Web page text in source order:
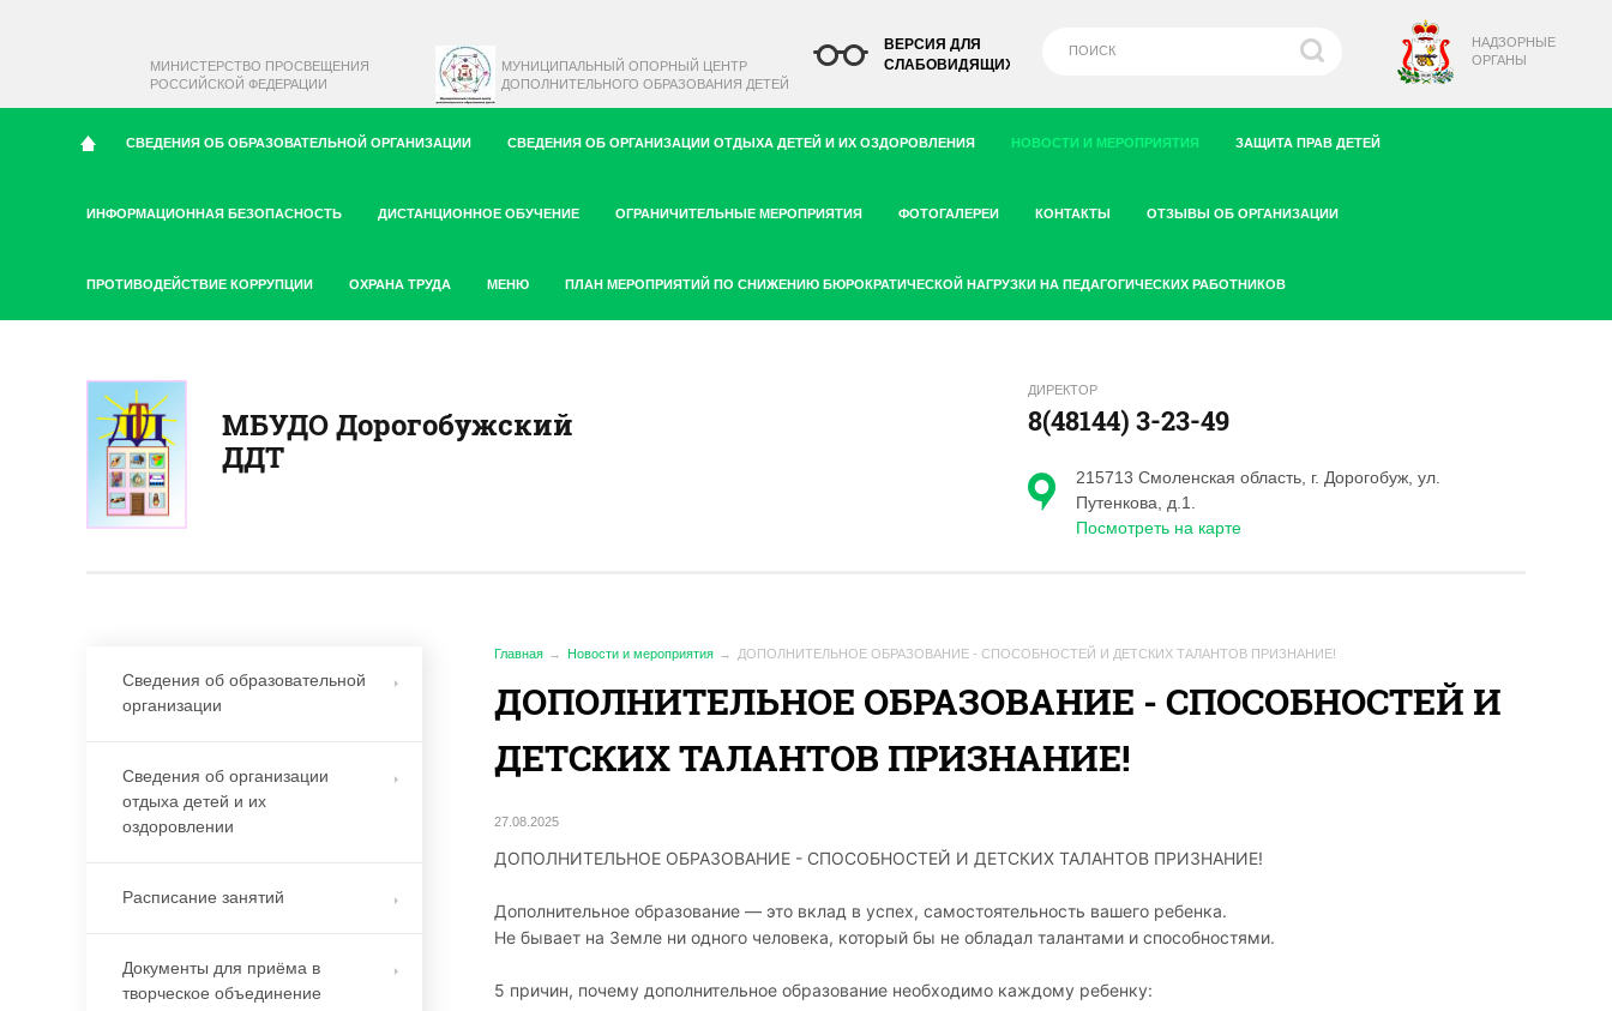
МИНИСТЕРСТВО ПРОСВЕЩЕНИЯ
РОССИЙСКОЙ ФЕДЕРАЦИИ
МУНИЦИПАЛЬНЫЙ ОПОРНЫЙ ЦЕНТР
ДОПОЛНИТЕЛЬНОГО ОБРАЗОВАНИЯ ДЕТЕЙ
НАДЗОРНЫЕ
ОРГАНЫ
ВЕРСИЯ ДЛЯ
СЛАБОВИДЯЩИХ
СВЕДЕНИЯ ОБ ОБРАЗОВАТЕЛЬНОЙ ОРГАНИЗАЦИИ СВЕДЕНИЯ ОБ ОРГАНИЗАЦИИ ОТДЫХА ДЕТЕЙ И ИХ ОЗДОРОВЛЕНИЯ НОВОСТИ И МЕРОПРИЯТИЯ ЗАЩИТА ПРАВ ДЕТЕЙ
ИНФОРМАЦИОННАЯ БЕЗОПАСНОСТЬ ДИСТАНЦИОННОЕ ОБУЧЕНИЕ ОГРАНИЧИТЕЛЬНЫЕ МЕРОПРИЯТИЯ ФОТОГАЛЕРЕИ КОНТАКТЫ ОТЗЫВЫ ОБ ОРГАНИЗАЦИИ
ПРОТИВОДЕЙСТВИЕ КОРРУПЦИИ ОХРАНА ТРУДА МЕНЮ ПЛАН МЕРОПРИЯТИЙ ПО СНИЖЕНИЮ БЮРОКРАТИЧЕСКОЙ НАГРУЗКИ НА ПЕДАГОГИЧЕСКИХ РАБОТНИКОВ
МБУДО Дорогобужский
ДДТ
ДИРЕКТОР
8(48144) 3-23-49
215713 Смоленская область, г. Дорогобуж, ул.
Путенкова, д.1.
Посмотреть на карте
Главная Новости и мероприятия ДОПОЛНИТЕЛЬНОЕ ОБРАЗОВАНИЕ - СПОСОБНОСТЕЙ И ДЕТСКИХ ТАЛАНТОВ ПРИЗНАНИЕ!
ДОПОЛНИТЕЛЬНОЕ ОБРАЗОВАНИЕ - СПОСОБНОСТЕЙ И
ДЕТСКИХ ТАЛАНТОВ ПРИЗНАНИЕ!
27.08.2025
ДОПОЛНИТЕЛЬНОЕ ОБРАЗОВАНИЕ - СПОСОБНОСТЕЙ И ДЕТСКИХ ТАЛАНТОВ ПРИЗНАНИЕ!
Дополнительное образование — это вклад в успех, самостоятельность вашего ребенка.
Не бывает на Земле ни одного человека, который бы не обладал талантами и способностями.
5 причин, почему дополнительное образование необходимо каждому ребенку:
Сведения об образовательной
организации
Сведения об организации
отдыха детей и их
оздоровлении
Расписание занятий
Документы для приёма в
творческое объединение